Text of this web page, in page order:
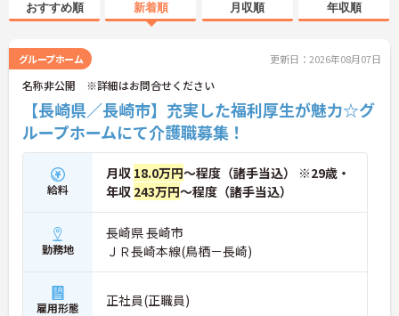
おすすめ順 新着順 月収順 年収順
グループホーム 更新日：2026年08月07日
名称非公開 ※詳細はお問合せください
【長崎県／長崎市】充実した福利厚生が魅力☆グ
ループホームにて介護職募集！
給料
月収 18.0万円～程度（諸手当込） ※29歳・
年収 243万円～程度（諸手当込）
勤務地
長崎県 長崎市
ＪＲ長崎本線(鳥栖－長崎)
雇用形態 正社員(正職員)